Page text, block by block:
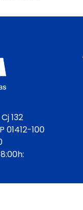
132
01412-100